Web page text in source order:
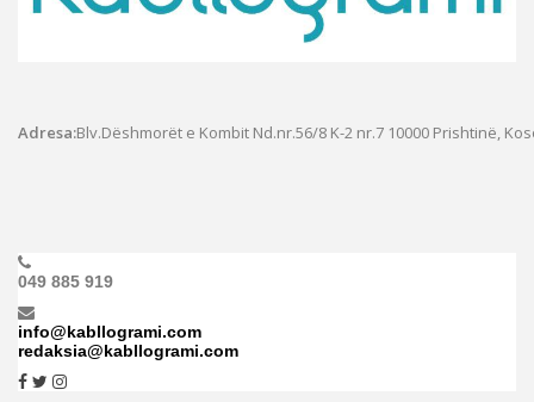
Adresa:Blv.Dëshmorët e Kombit Nd.nr.56/8 K-2 nr.7 10000 Prishtinë,
049 885 919
info@kabllogrami.com
redaksia@kabllogrami.com